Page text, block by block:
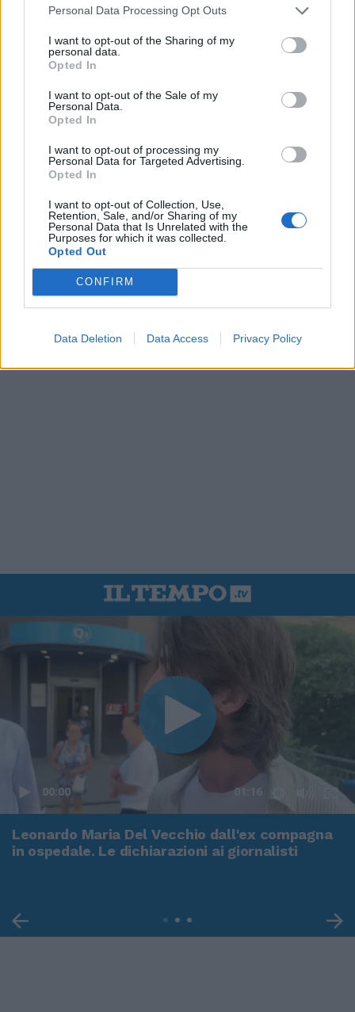
Personal Data Processing Opt Outs
I want to opt-out of the Sharing of my
personal data.
Opted In
I want to opt-out of the Sale of my
Personal Data.
Opted In
I want to opt-out of processing my
Personal Data for Targeted Advertising.
Opted In
I want to opt-out of Collection, Use,
Retention, Sale, and/or Sharing of my
Personal Data that Is Unrelated with the
Purposes for which it was collected.
Opted Out
CONFIRM
Data Deletion Data Access Privacy Policy
00:00 01:16
Leonardo Maria Del Vecchio dall'ex compagna
in ospedale. Le dichiarazioni ai giornalisti